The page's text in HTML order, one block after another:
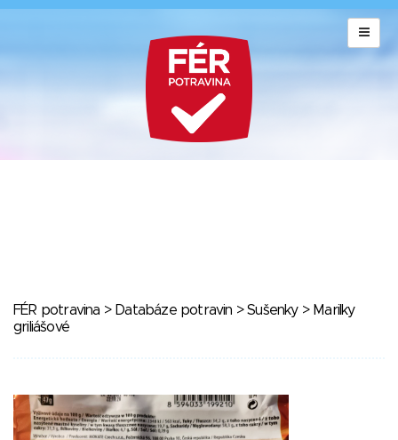
FÉR potravina > Databáze potravin >Sušenky> Marilky
griliášové